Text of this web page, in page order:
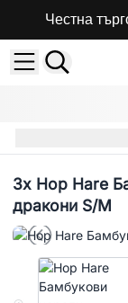
Честна
Дълги
3x Hop Hare
дракони S/M